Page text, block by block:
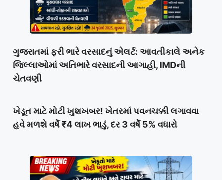
ગુજરાતમાં ફરી ભારે વરસાદનું એલર્ટ: આવતીકાલે અનેક
જિલ્લાઓમાં અતિભારે વરસાદની આગાહી, IMDની
ચેતવણી
ખેડૂત માટે મોટી ખુશખબર! ખેતરમાં પવનચક્કી લગાવવા
હવે મળશે વર્ષે ₹4 લાખ ભાડું, દર 3 વર્ષે 5% વધારો